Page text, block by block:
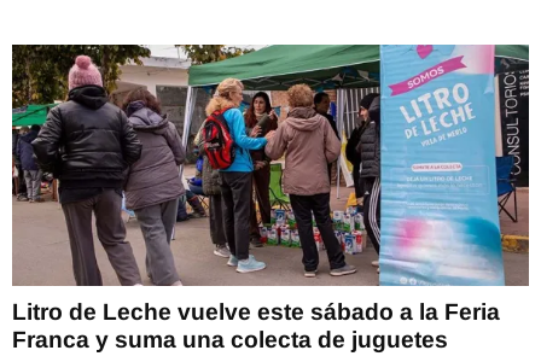
Litro de Leche vuelve este sábado a la Feria
Franca y suma una colecta de juguetes